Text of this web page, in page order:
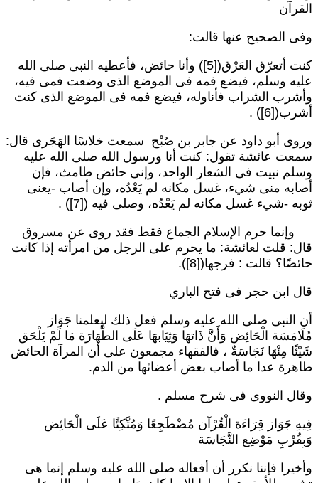
الصحيح عنها قالت:
كنت أتعرّق العَرْق([5]) وأنا حائض، فأعطيه النبى صلى الله
وسلم، فيضع فمه فى الموضع الذى وضعت فمى فيه،
الشراب فأناوله، فيضع فمه فى الموضع الذى كنت
.
أبو داود عن جابر بن صُبْح سمعت خلاسًا الهَجَرى قال:
عائشة تقول: كنت أنا ورسول الله صلى الله عليه
نبيت فى الشعار الواحد، وإنى حائض طامث، فإن
منى شيء، غسل مكانه لم يَعْدُه، وإن أصاب -يعنى
-شيء غسل مكانه لم يَعْدُه، وصلى فيه ([7]) .
حرم الإسلام الجماع فقط فقد روى عن مسروق
قلت لعائشة: ما يحرم على الرجل من امرأته إذا كانت
قالت : فرجها([8]).
ابن حجر فى فتح الباري
النبى صلى الله عليه وسلم فعل ذلك ليعلمنا جَوَاز
الْحَائِض وَأَنَّ ذَاتهَا وَثِيَابهَا عَلَى الطَّهَارَة مَا لَمْ يَلْحَق
مِنْهَا نَجَاسَةٌ ، فالفقهاء مجمعون على أن المرآة الحائض
عدا ما أصاب بعض أعضائها من الدم.
النووى فى شرح مسلم .
جَوَاز قِرَاءَة الْقُرْآن مُضْطَجِعًا وَمُتَّكِئًا عَلَى الْحَائِض
مَوْضِع النَّجَاسَة
فإننا نكرر أن أفعاله صلى الله عليه وسلم إنما هى